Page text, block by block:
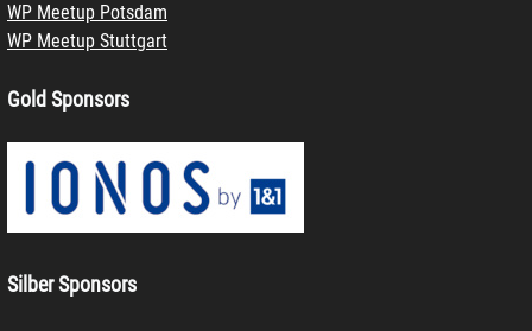
WP Meetup Potsdam
WP Meetup Stuttgart
Gold Sponsors
Silber Sponsors